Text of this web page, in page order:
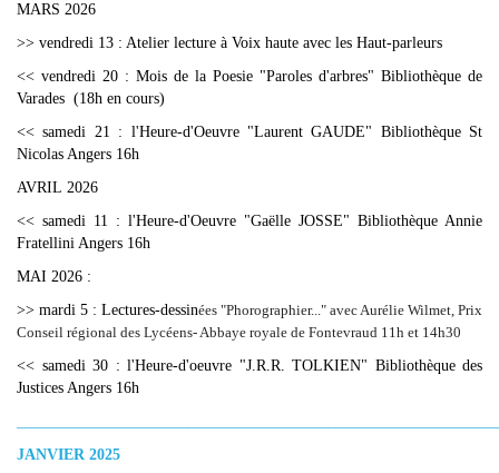
MARS 2026
>> vendredi 13 : Atelier lecture à Voix haute avec les Haut-parleurs
<< vendredi 20 : Mois de la Poesie "Paroles d'arbres" Bibliothèque de
Varades (18h en cours)
<< samedi 21 : l'Heure-d'Oeuvre "Laurent GAUDE" Bibliothèque St
Nicolas Angers 16h
AVRIL 2026
<< samedi 11 : l'Heure-d'Oeuvre "Gaëlle JOSSE" Bibliothèque Annie
Fratellini Angers 16h
MAI 2026 :
>> mardi 5 : Lectures-dessinées "Phorographier..." avec Aurélie Wilmet, Prix
Conseil régional des Lycéens- Abbaye royale de Fontevraud 11h et 14h30
<< samedi 30 : l'Heure-d'oeuvre "J.R.R. TOLKIEN" Bibliothèque des
Justices Angers 16h
JANVIER 2025